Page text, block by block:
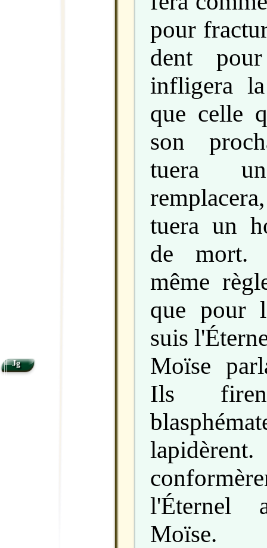
pour
dent
infligera
que celle
son
tuera
tuera un
de mort.
même
que pour
suis
Moïse
Ils
lapidèrent.
l'Éternel
Moïse.
Jg